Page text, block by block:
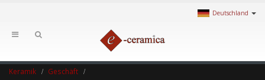
Deutschland
Keramik
Geschäft